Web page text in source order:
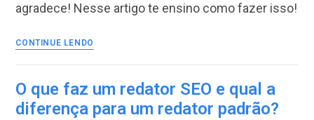
estratégia
agradece! Nesse artigo te ensino como fazer isso!
CONTINUE LENDO
conquistar
do
Google
O que faz um redator SEO e qual a
diferença para um redator padrão?